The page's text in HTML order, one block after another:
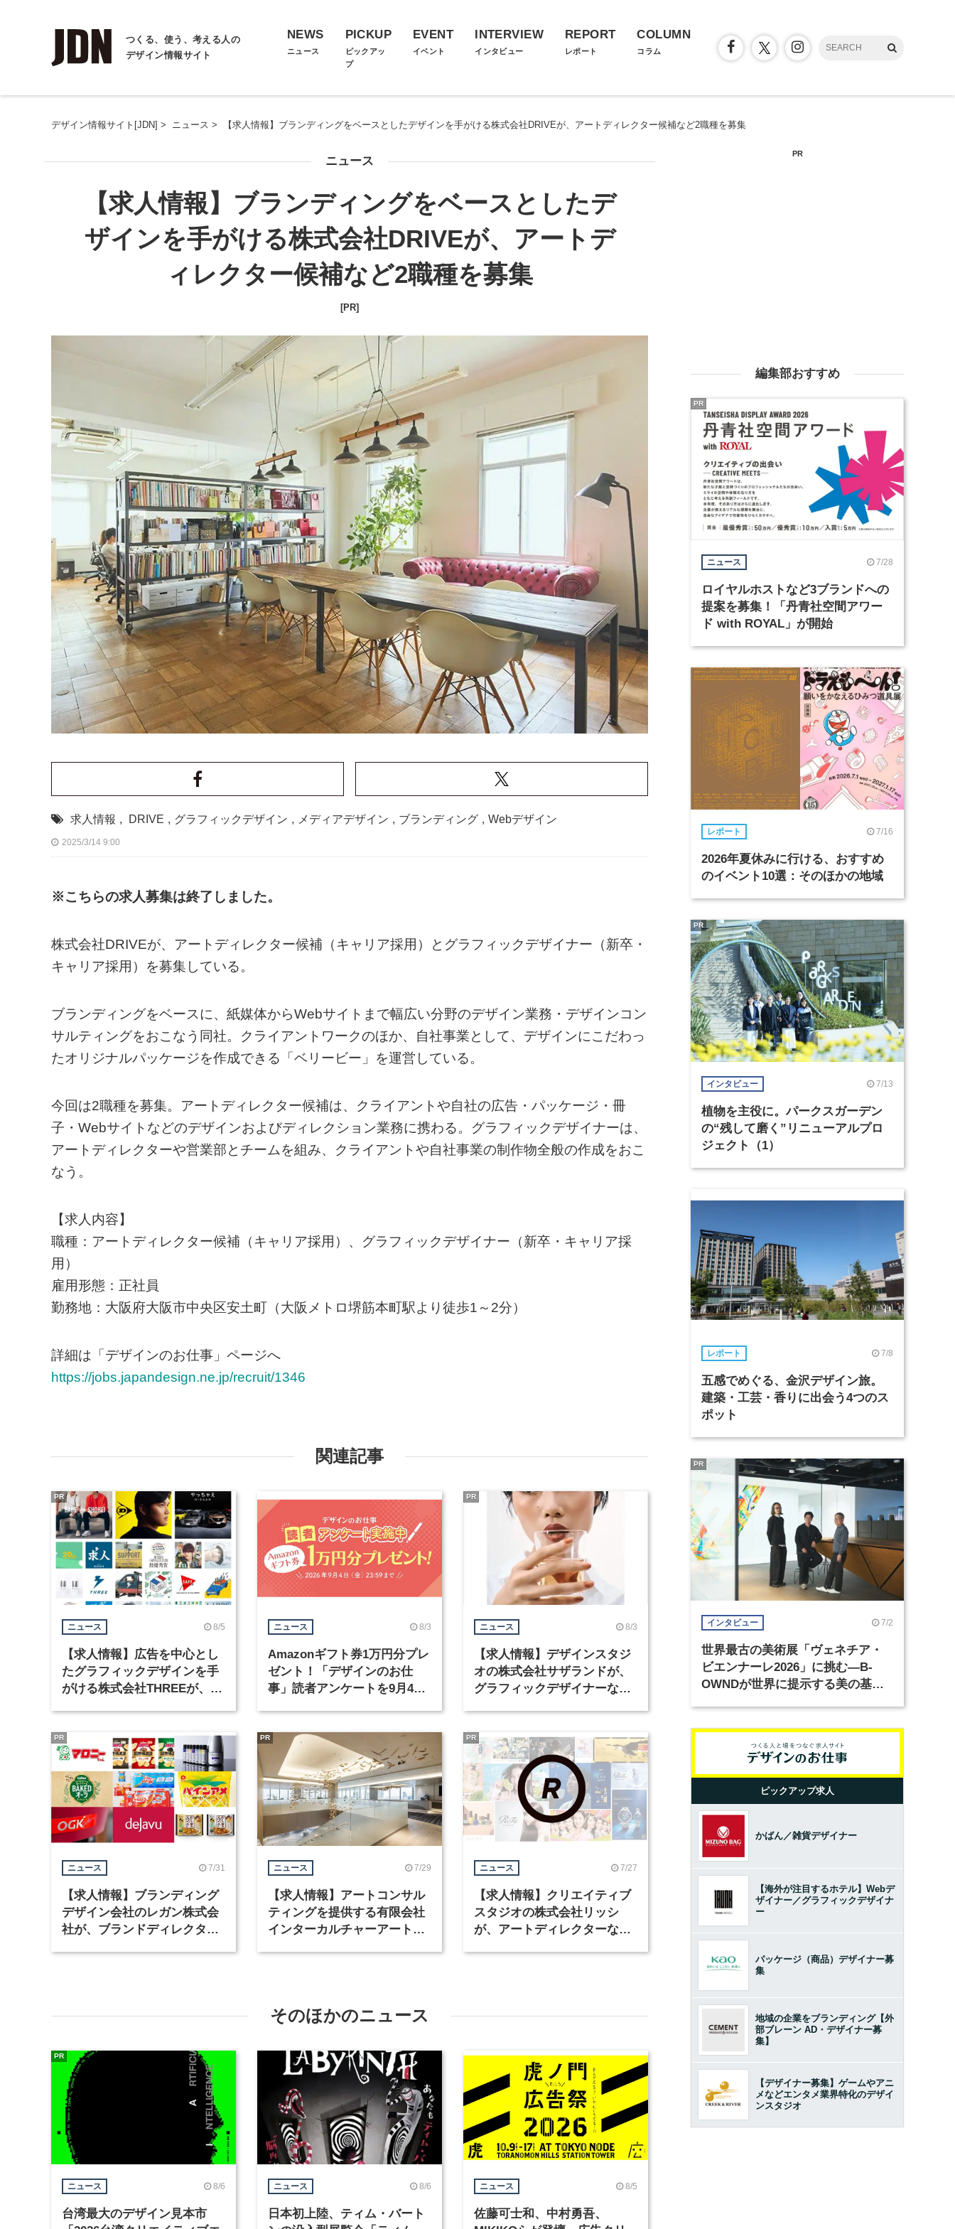
つくる、使う、考える人の
デザイン情報サイト
NEWS
ニュース
PICKUP
ピックアッ
プ
EVENT
イベント
INTERVIEW
インタビュー
REPORT
レポート
COLUMN
コラム
デザイン情報サイト[JDN] > ニュース > 【求人情報】ブランディングをベースとしたデザインを手がける株式会社DRIVEが、アートディレクター候補など2職種を募集
ニュース
【求人情報】ブランディングをベースとしたデ
ザインを手がける株式会社DRIVEが、アートデ
ィレクター候補など2職種を募集
[PR]
求人情報 , DRIVE , グラフィックデザイン , メディアデザイン , ブランディング , Webデザイン
2025/3/14 9:00
※こちらの求人募集は終了しました。
株式会社DRIVEが、アートディレクター候補（キャリア採用）とグラフィックデザイナー（新卒・
キャリア採用）を募集している。
ブランディングをベースに、紙媒体からWebサイトまで幅広い分野のデザイン業務・デザインコン
サルティングをおこなう同社。クライアントワークのほか、自社事業として、デザインにこだわっ
たオリジナルパッケージを作成できる「ベリービー」を運営している。
今回は2職種を募集。アートディレクター候補は、クライアントや自社の広告・パッケージ・冊
子・Webサイトなどのデザインおよびディレクション業務に携わる。グラフィックデザイナーは、
アートディレクターや営業部とチームを組み、クライアントや自社事業の制作物全般の作成をおこ
なう。
【求人内容】
職種：アートディレクター候補（キャリア採用）、グラフィックデザイナー（新卒・キャリア採
用）
雇用形態：正社員
勤務地：大阪府大阪市中央区安土町（大阪メトロ堺筋本町駅より徒歩1～2分）
詳細は「デザインのお仕事」ページへ
https://jobs.japandesign.ne.jp/recruit/1346
関連記事
ニュース 8/5
【求人情報】広告を中心とし
たグラフィックデザインを手
がける株式会社THREEが、グ
PR
ニュース 8/3
Amazonギフト券1万円分プレ
ゼント！「デザインのお仕
事」読者アンケートを9月4日
ニュース 8/3
【求人情報】デザインスタジ
オの株式会社サザランドが、
グラフィックデザイナーなど2
PR
ニュース 7/31
【求人情報】ブランディング
デザイン会社のレガン株式会
社が、ブランドディレクター
PR
ニュース 7/29
【求人情報】アートコンサル
ティングを提供する有限会社
インターカルチャーアート
PR
ニュース 7/27
【求人情報】クリエイティブ
スタジオの株式会社リッシ
が、アートディレクターなど2
PR
そのほかのニュース
ニュース 8/6
台湾最大のデザイン見本市
PR
ニュース 8/6
日本初上陸、ティム・バート
ニュース 8/5
佐藤可士和、中村勇吾、
PR
編集部おすすめ
ニュース 7/28
ロイヤルホストなど3ブランドへの
提案を募集！「丹青社空間アワー
ド with ROYAL」が開始
PR
レポート 7/16
2026年夏休みに行ける、おすすめ
のイベント10選：そのほかの地域
インタビュー 7/13
植物を主役に。パークスガーデン
の“残して磨く”リニューアルプロ
ジェクト（1）
PR
レポート 7/8
五感でめぐる、金沢デザイン旅。
建築・工芸・香りに出会う4つのス
ポット
インタビュー 7/2
世界最古の美術展「ヴェネチア・
ビエンナーレ2026」に挑む―B-
OWNDが世界に提示する美の基準
PR
ピックアップ求人
かばん／雑貨デザイナー
【海外が注目するホテル】Webデ
ザイナー／グラフィックデザイナ
ー
パッケージ（商品）デザイナー募
集
地域の企業をブランディング【外
部ブレーン AD・デザイナー募
集】
【デザイナー募集】ゲームやアニ
メなどエンタメ業界特化のデザイ
ンスタジオ